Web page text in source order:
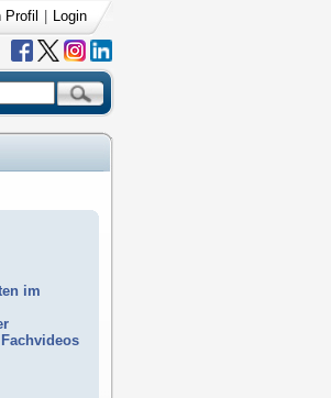
Profil Login
im